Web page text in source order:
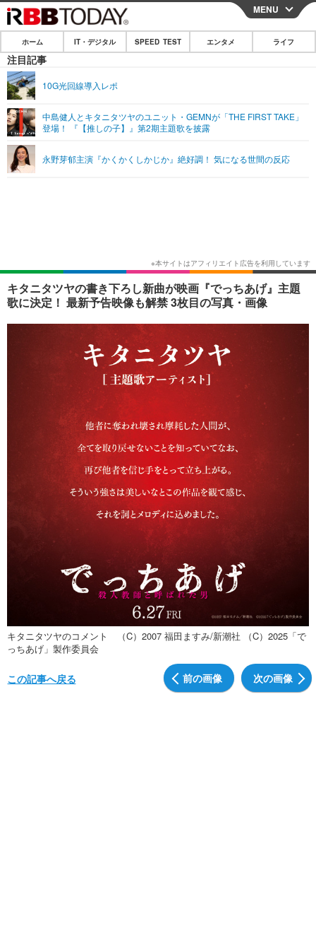
CLOSE
ホーム
IT・デジタル
ネタ ガジェット・ツール
ショッピング その他
SPEED TEST
エンタメ
エンタメTOP 映画・ドラマ
ショッピング その他
ライフ
MENU
ホーム IT・デジタル SPEED TEST エンタメ ライフ
注目記事
10G光回線導入レポ
中島健人とキタニタツヤのユニット・GEMNが「THE FIRST TAKE」
登場！ 『【推しの子】』第2期主題歌を披露
永野芽郁主演『かくかくしかじか』絶好調！ 気になる世間の反応
キタニタツヤの書き下ろし新曲が映画『でっちあげ』主題
歌に決定！ 最新予告映像も解禁 3枚目の写真・画像
キタニタツヤのコメント （C）2007 福田ますみ/新潮社 （C）2025「で
っちあげ」製作委員会
前の画像 次の画像
この記事へ戻る